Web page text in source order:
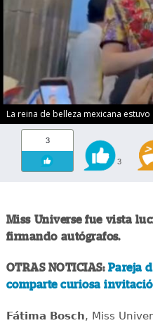
La reina de belleza mexicana
3
3
Miss Universe fue vista
firmando autógrafos.
OTRAS NOTICIAS: Pareja
comparte curiosa
Fátima Bosch, Miss